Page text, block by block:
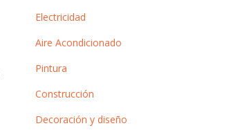
Electricidad
Aire Acondicionado
Pintura
Construcción
Decoración y diseño